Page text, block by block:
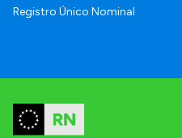
Registro Único Nominal